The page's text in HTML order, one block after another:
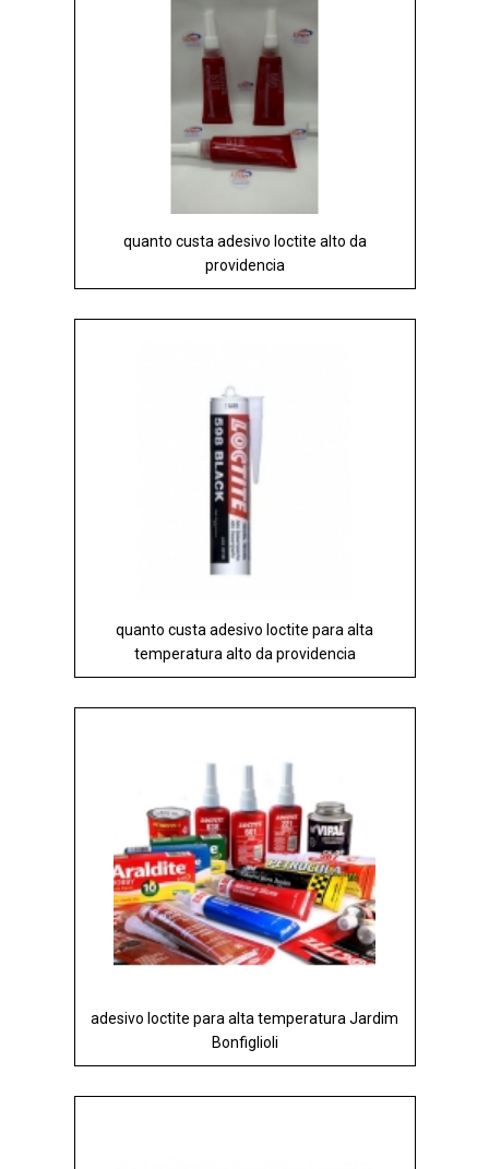
quanto custa adesivo loctite alto da
providencia
quanto custa adesivo loctite para alta
temperatura alto da providencia
adesivo loctite para alta temperatura Jardim
Bonfiglioli